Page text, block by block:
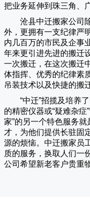
把业务延伸到珠三角、
沧县中迁搬家公司
外，更拥有一支纪律严
内几百万的市民及企事
年来更引进先进的搬迁
一次搬迁，在这次搬迁
体指挥、优秀的纪律素
吊装技术以及快捷的搬
“中迁”招揽及培养
的精密仪器或“疑难杂症
家”的另一个特色服务
才，为他们提供长驻固
源的烦恼。 中迁搬家员
质的服务，换取人们一
公司希望新老客户贵重